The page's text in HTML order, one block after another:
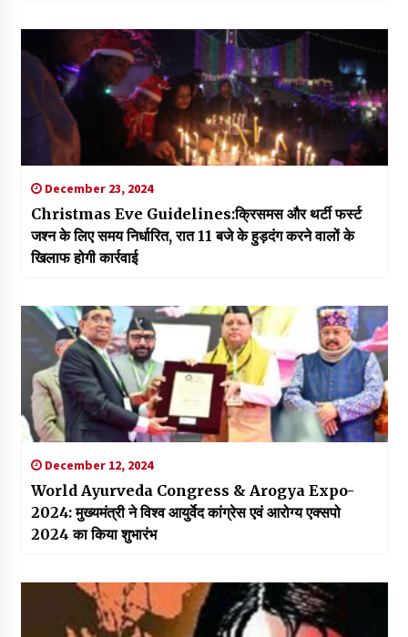
December 23, 2024
Christmas Eve Guidelines:क्रिसमस और थर्टी फर्स्ट
जश्न के लिए समय निर्धारित, रात 11 बजे के हुड़दंग करने वालों के
खिलाफ होगी कार्रवाई
December 12, 2024
World Ayurveda Congress & Arogya Expo-
2024: मुख्यमंत्री ने विश्व आयुर्वेद कांग्रेस एवं आरोग्य एक्सपो
2024 का किया शुभारंभ